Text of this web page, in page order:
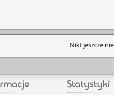
Nikt jeszcze